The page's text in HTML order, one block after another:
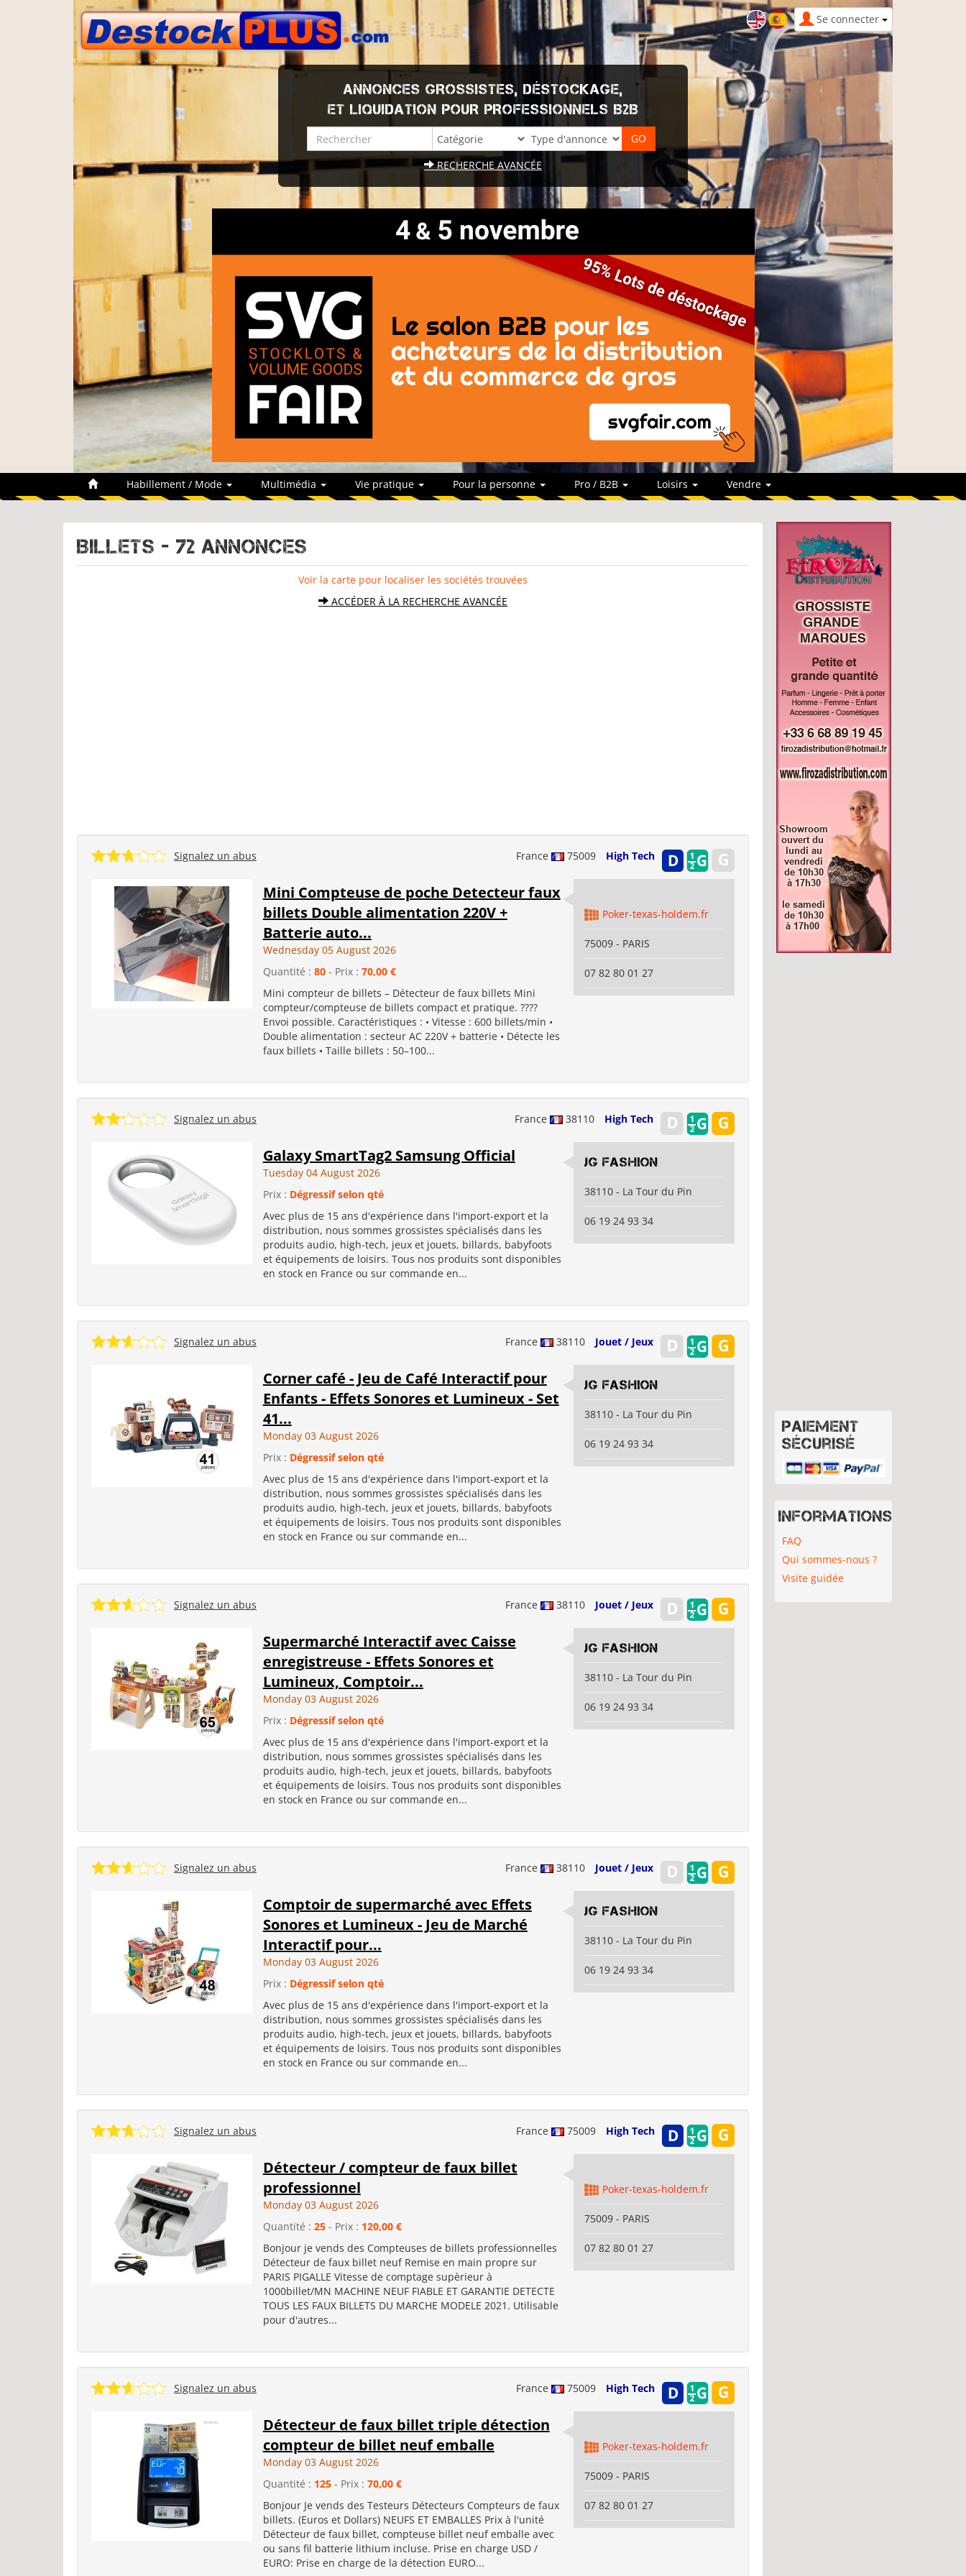
Se connecter
ANNONCES GROSSISTES, DÉSTOCKAGE,
ET LIQUIDATION POUR PROFESSIONNELS B2B
RECHERCHE AVANCÉE
Habillement / Mode Multimédia Vie pratique Pour la personne Pro / B2B Loisirs Vendre
BILLETS - 72 Annonces
Voir la carte pour localiser les sociétés trouvées
ACCÉDER À LA RECHERCHE AVANCÉE
France 75009 High Tech
Signalez un abus
Mini Compteuse de poche Detecteur faux
billets Double alimentation 220V +
Batterie auto...
Wednesday 05 August 2026
Quantité : 80- Prix : 70,00 €
Mini compteur de billets – Détecteur de faux billets Mini
compteur/compteuse de billets compact et pratique. ????
Envoi possible. Caractéristiques : • Vitesse : 600 billets/min •
Double alimentation : secteur AC 220V + batterie • Détecte les
faux billets • Taille billets : 50–100...
Poker-texas-holdem.fr
75009 - PARIS
07 82 80 01 27
France 38110 High Tech
Signalez un abus
Galaxy SmartTag2 Samsung Official
Tuesday 04 August 2026
Prix : Dégressif selon qté
Avec plus de 15 ans d'expérience dans l'import-export et la
distribution, nous sommes grossistes spécialisés dans les
produits audio, high-tech, jeux et jouets, billards, babyfoots
et équipements de loisirs. Tous nos produits sont disponibles
en stock en France ou sur commande en...
JG Fashion
38110 - La Tour du Pin
06 19 24 93 34
France 38110 Jouet / Jeux
Signalez un abus
Corner café - Jeu de Café Interactif pour
Enfants - Effets Sonores et Lumineux - Set
41...
Monday 03 August 2026
Prix : Dégressif selon qté
Avec plus de 15 ans d'expérience dans l'import-export et la
distribution, nous sommes grossistes spécialisés dans les
produits audio, high-tech, jeux et jouets, billards, babyfoots
et équipements de loisirs. Tous nos produits sont disponibles
en stock en France ou sur commande en...
JG Fashion
38110 - La Tour du Pin
06 19 24 93 34
France 38110 Jouet / Jeux
Signalez un abus
Supermarché Interactif avec Caisse
enregistreuse - Effets Sonores et
Lumineux, Comptoir...
Monday 03 August 2026
Prix : Dégressif selon qté
Avec plus de 15 ans d'expérience dans l'import-export et la
distribution, nous sommes grossistes spécialisés dans les
produits audio, high-tech, jeux et jouets, billards, babyfoots
et équipements de loisirs. Tous nos produits sont disponibles
en stock en France ou sur commande en...
JG Fashion
38110 - La Tour du Pin
06 19 24 93 34
France 38110 Jouet / Jeux
Signalez un abus
Comptoir de supermarché avec Effets
Sonores et Lumineux - Jeu de Marché
Interactif pour...
Monday 03 August 2026
Prix : Dégressif selon qté
Avec plus de 15 ans d'expérience dans l'import-export et la
distribution, nous sommes grossistes spécialisés dans les
produits audio, high-tech, jeux et jouets, billards, babyfoots
et équipements de loisirs. Tous nos produits sont disponibles
en stock en France ou sur commande en...
JG Fashion
38110 - La Tour du Pin
06 19 24 93 34
France 75009 High Tech
Signalez un abus
Détecteur / compteur de faux billet
professionnel
Monday 03 August 2026
Quantité : 25- Prix : 120,00 €
Bonjour je vends des Compteuses de billets professionnelles
Détecteur de faux billet neuf Remise en main propre sur
PARIS PIGALLE Vitesse de comptage supèrieur à
1000billet/MN MACHINE NEUF FIABLE ET GARANTIE DETECTE
TOUS LES FAUX BILLETS DU MARCHE MODELE 2021. Utilisable
pour d'autres...
Poker-texas-holdem.fr
75009 - PARIS
07 82 80 01 27
France 75009 High Tech
Signalez un abus
Détecteur de faux billet triple détection
compteur de billet neuf emballe
Monday 03 August 2026
Quantité : 125- Prix : 70,00 €
Bonjour Je vends des Testeurs Détecteurs Compteurs de faux
billets. (Euros et Dollars) NEUFS ET EMBALLES Prix à l'unité
Détecteur de faux billet, compteuse billet neuf emballe avec
ou sans fil batterie lithium incluse. Prise en charge USD /
EURO: Prise en charge de la détection EURO...
Poker-texas-holdem.fr
75009 - PARIS
07 82 80 01 27
Paiement
sécurisé
Informations
FAQ
Qui sommes-nous ?
Visite guidée